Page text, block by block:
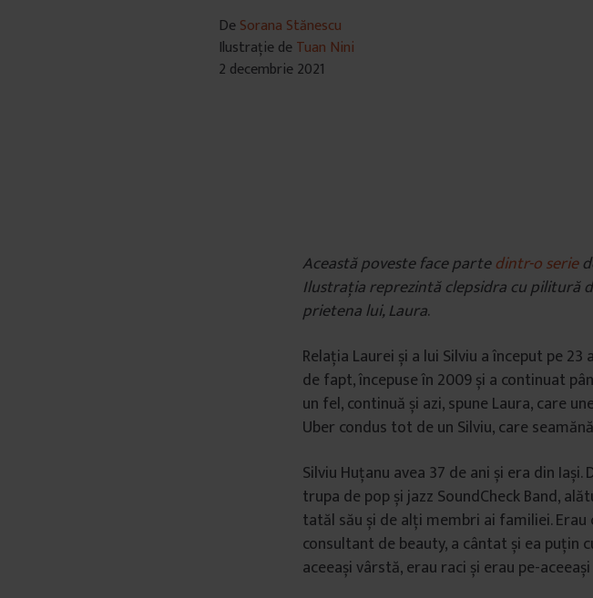
DeSorana Stănescu
Ilustrație deTuan Nini
2 decembrie 2021
Această poveste face partedintr-o serie
Ilustrația reprezintă clepsidra cu pilitură
prietena lui, Laura.
Relația Laurei și a lui Silviu a început pe
de fapt, începuse în 2009 și a continuat
un fel, continuă și azi, spune Laura, care
Uber condus tot de un Silviu, care
Silviu Huțanu avea 37 de ani și era din
trupa de pop și jazz SoundCheck Band,
tatăl său și de alți membri ai familiei.
consultant de beauty, a cântat și ea puțin
aceeași vârstă, erau raci și erau pe-